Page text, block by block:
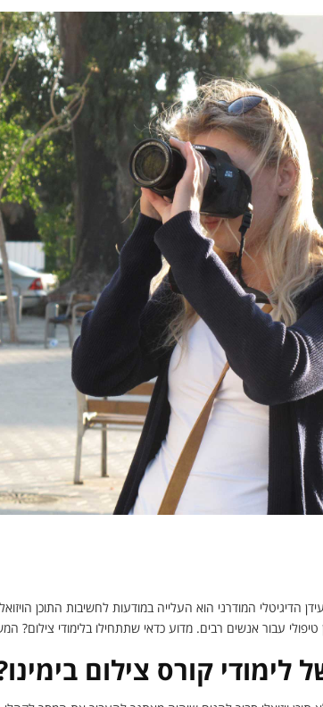
הדיגיטלי המודרני הוא העלייה במודעות לחשיבות התוכן
עבור אנשים רבים. מדוע כדאי שתתחילו בלימודי צילום?
קורס צילום